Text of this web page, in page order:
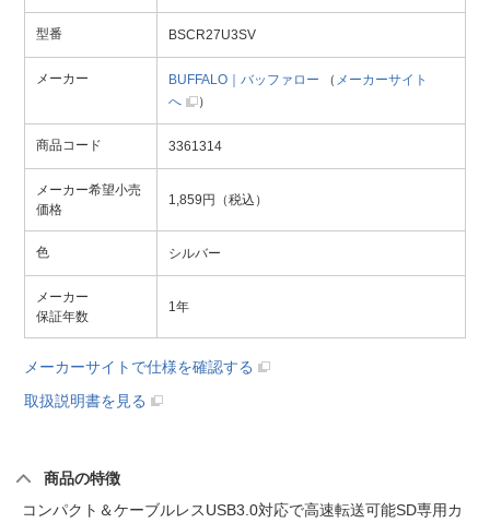
型番 BSCR27U3SV
メーカー BUFFALO｜バッファロー （ メーカーサイト
へ
）
商品コード 3361314
メーカー希望小売
価格
1,859円（税込）
色 シルバー
メーカー
保証年数
1年
メーカーサイトで仕様を確認する
取扱説明書を見る
商品の特徴
コンパクト＆ケーブルレスUSB3.0対応で高速転送可能SD専用カ